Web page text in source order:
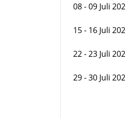
08 - 09 Juli
15 - 16 Juli
22 - 23 Juli
29 - 30 Juli